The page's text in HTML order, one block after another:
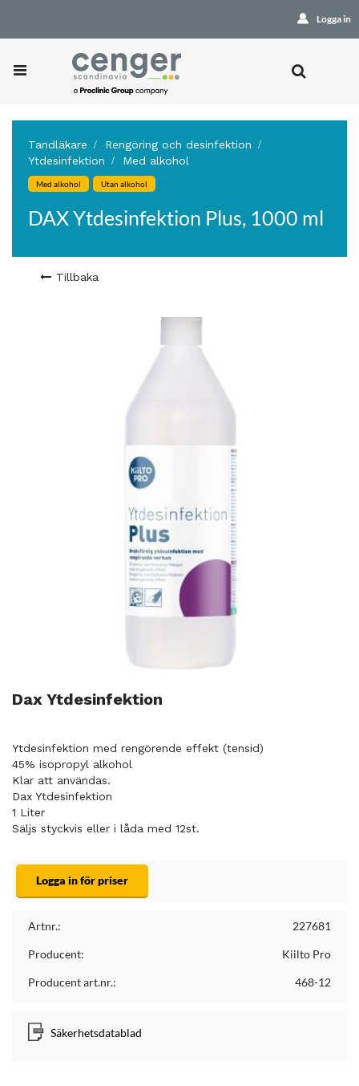
Logga in
Tandläkare
Rengöring och desinfektion
Ytdesinfektion
Med alkohol
Med alkohol Utan alkohol
DAX Ytdesinfektion Plus, 1000 ml
Tillbaka
Dax Ytdesinfektion
Ytdesinfektion med rengörende effekt (tensid)
45% isopropyl alkohol
Klar att användas.
Dax Ytdesinfektion
1 Liter
Säljs styckvis eller i låda med 12st.
Logga in för priser
Artnr.: 227681
Producent: Kiilto Pro
Producent art.nr.: 468-12
Säkerhetsdatablad